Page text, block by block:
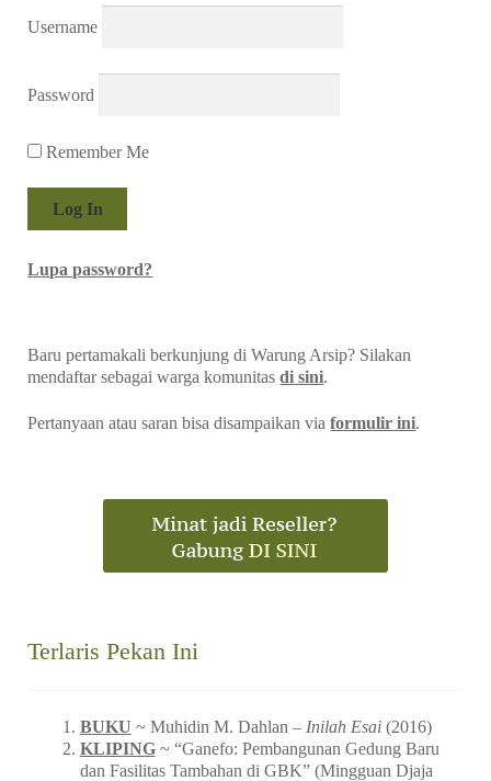
Username
Password
Remember Me
Lupa password?
Baru pertamakali berkunjung di Warung Arsip? Silakan
mendaftar sebagai warga komunitasdi sini.
Pertanyaan atau saran bisa disampaikan viaformulir ini.
Terlaris Pekan Ini
BUKU ~ Muhidin M. Dahlan – Inilah Esai(2016)
KLIPING~ “Ganefo: Pembangunan Gedung Baru
dan Fasilitas Tambahan di GBK” (Mingguan Djaja